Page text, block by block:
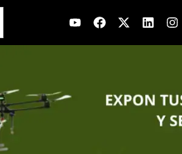
YoutubeFacebook
X-
twitter